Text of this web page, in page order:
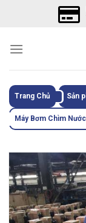
Trang Chủ Sản
Máy Bơm Chìm